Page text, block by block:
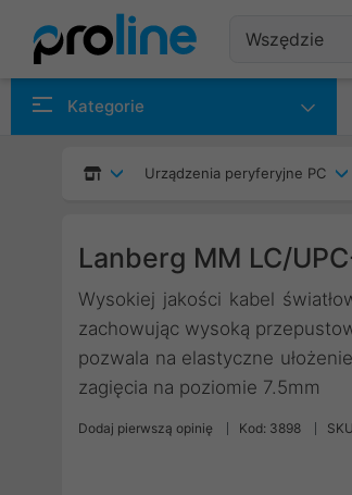
Kategorie
Urządzenia peryferyjne PC
Lanberg MM LC/
Wysokiej jakości kabel
zachowując wysoką
pozwala na elastyczne
zagięcia na poziomie 7.5mm
Dodaj pierwszą opinię Kod: 3898